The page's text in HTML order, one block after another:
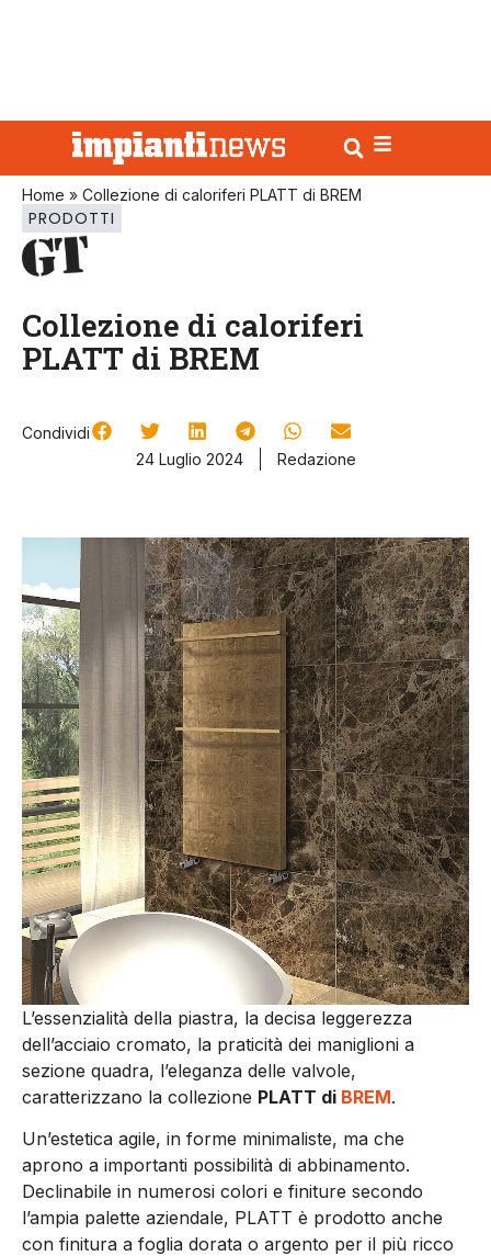
Home » Collezione di caloriferi PLATT di BREM
PRODOTTI
Collezione di caloriferi
PLATT di BREM
Condividi
24 Luglio 2024
Redazione
L’essenzialità della piastra, la decisa leggerezza
dell’acciaio cromato, la praticità dei maniglioni a
sezione quadra, l’eleganza delle valvole,
caratterizzano la collezione PLATT di BREM.
Un’estetica agile, in forme minimaliste, ma che
aprono a importanti possibilità di abbinamento.
Declinabile in numerosi colori e finiture secondo
l’ampia palette aziendale, PLATT è prodotto anche
con finitura a foglia dorata o argento per il più ricco